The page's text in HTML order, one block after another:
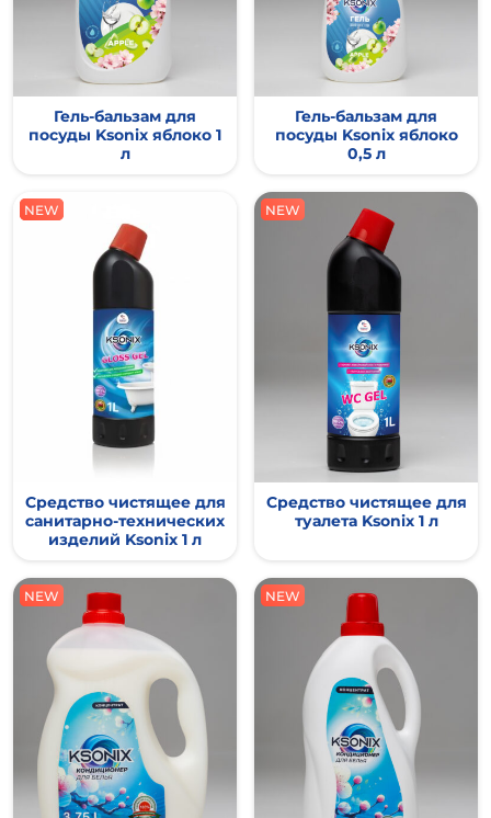
Гель-бальзам для
посуды Ksonix яблоко 1
л
Гель-бальзам для
посуды Ksonix яблоко
0,5 л
NEW
Средство чистящее для
санитарно-технических
изделий Ksonix 1 л
NEW NEW
Средство чистящее для
туалета Ksoniх 1 л
NEW
NEW
NEW NEW
NEW